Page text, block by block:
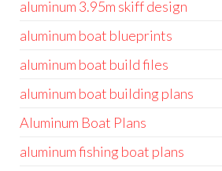
aluminum 3.95m skiff design
aluminum boat blueprints
aluminum boat build files
aluminum boat building plans
Aluminum Boat Plans
aluminum fishing boat plans